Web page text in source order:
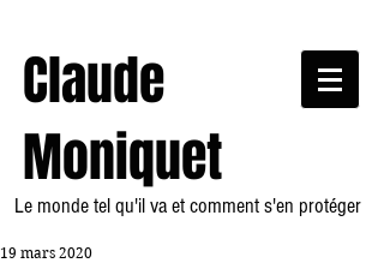
Claude
Moniquet
Le monde tel qu'il va et comment s'en protéger
19 mars 2020